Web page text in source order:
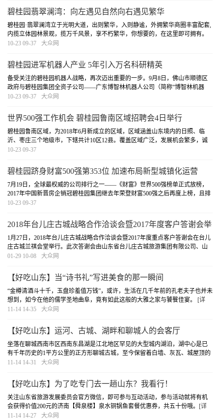
碧桂园翡翠澜湾：向左遇见自然向右遇见繁华
碧桂园·翡翠澜湾立于光明大道，出则繁华，入则静谧，外拥繁华商圈丰富配套,
内揽立体园林景观，揽万千风景，享不朽繁华，你想要的，在这里即可拥有。
世界的枣庄，时代的澜湾。建面约130-280㎡智慧大宅 致敬礼献。
10-23 09-37 大众网
碧桂园进军机器人产业 5年引入万名科研精英
备受关注的碧桂园机器人战略，再次迈出重要的一步。9月8日，佛山市顺德区
政府与碧桂园集团全资子公司——广东博智林机器人公司（简称“博智林机器
人”）举行签约仪式，宣布机器人谷项目的正式落地。值得一提的是，机器人谷
10-23 09-37 大众网
世界500强工作机会 碧桂园鲁南区域招聘会4日举行
碧桂园鲁南区域，为2018年6月新成立的区域，区域涵盖山东境内的日照、临
沂、枣庄三个地级市，下辖共计10区12县。覆盖区域广泛，发展机会繁多，诚
心招纳八方英才，共创美好未来！
10-23 09-37
碧桂园跻身财富500强第353位 加速布局新型城镇化运营
7月19日，全球最权威的公司排行之一——《财富》世界500强榜单正式放榜，
2017年中国新晋房企销冠碧桂园集团继去年荣登财富500强之后再度上榜，且排
名大幅攀升114位，至353位，是榜单排名中排名跃升得最多的第10名企业。
10-23 09-37
2018年台儿庄古城战略合作洽谈会暨2017年度客户答谢会举
行
1月27日，2018年台儿庄古城战略合作洽谈会暨2017年度重点客户答谢会在台儿
庄古城兰祺会堂举行。此次答谢会由山东省台儿庄古城旅游集团有限公司、山
东台儿庄古城国际旅行社有限公司、山东台儿庄古城会议会展有限公司主办。
01-29 10-08 大众网
【好吃山东】当“诗书礼”写进美食的那一瞬间
“金樽清酒斗十千，玉盘珍羞值万钱”，或许，生活在几千年前的孔老夫子也并未
想到，如今在他的儒学圣地曲阜，竟有如此这般的大雅之家与饕餮佳宴。 [详
细]
11-14 14-35 大众网
【好吃山东】运河、古城、湖畔和聊城人的会客厅
坐落在聊城西南市区西南东昌湖是江北地区罕见的大型城内湖泊，湖中心是已
有千年历史的1平方公里的正方形聊城古城，至今保留着白墙、灰瓦、城屋顶的
传统建筑风格，街巷布列，各种店铺民居随坡就势，依京杭大运河而建。京杭
11-14 14-31 大众网
【好吃山东】为了吃专门去一趟山东？我看行！
关注山东省旅游发展委员会官方微信，即可参与互动活动，参与活动就将有机
会获得价值200元的济南【舜泉楼】泉水铜锅鱼套餐优惠券，共五十份哦。 [详
细]
11-14 14-27 大众网